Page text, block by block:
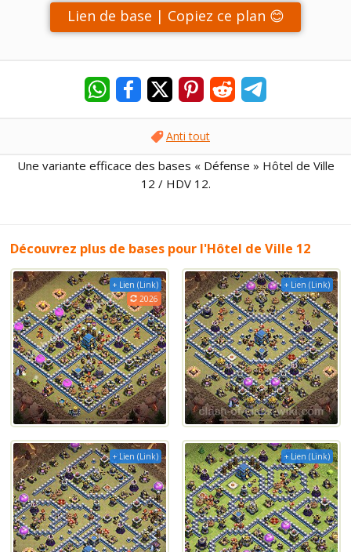
Lien de base | Copiez ce plan 😊
Anti tout
Une variante efficace des bases « Défense » Hôtel de Ville
12 / HDV 12.
Découvrez plus de bases pour l'Hôtel de Ville 12
+ Lien (Link)
2026
+ Lien (Link)
+ Lien (Link) + Lien (Link)